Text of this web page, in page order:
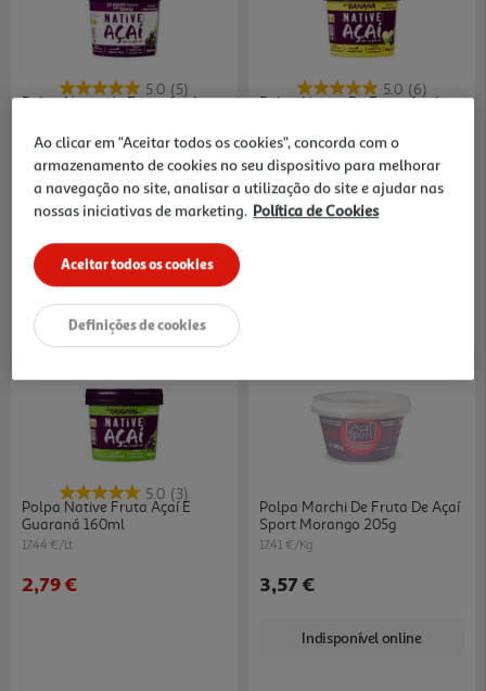
5.0 (5)
Polpa Nativede Fruta Açaí
18.13 €/Lt
2,90 €
5.0 (6)
Polpa Native De Fruta Açaí
17.44 €/Lt
2,79 €
5.0 (3)
Polpa Native Fruta Açaí E
Guaraná 160ml
17.44 €/Lt
2,79 €
Polpa Marchi De Fruta De Açaí
Sport Morango 205g
17.41 €/Kg
3,57 €
Indisponível online
Ao clicar em "Aceitar todos os cookies", concorda com o
armazenamento de cookies no seu dispositivo para melhorar
a navegação no site, analisar a utilização do site e ajudar nas
nossas iniciativas de marketing. Política de Cookies
Aceitar todos os cookies
Definições de cookies